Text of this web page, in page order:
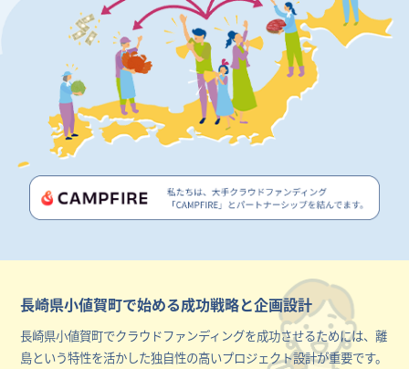
長崎県小値賀町で始める成功戦略と企画設計
長崎県小値賀町でクラウドファンディングを成功させるためには、離
島という特性を活かした独自性の高いプロジェクト設計が重要です。